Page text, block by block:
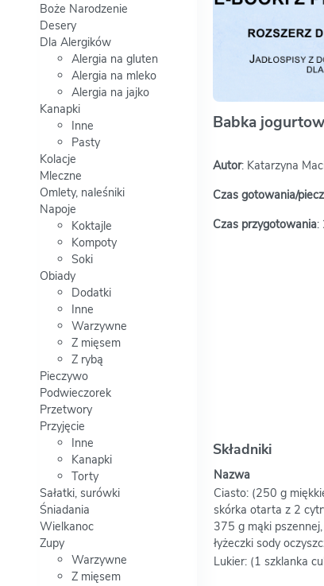
Babka
Autor: Katarzyna
Czas gotowania/
Czas przygotowania:
Składniki
Nazwa
Ciasto: (250 g
skórka otarta z 2
375 g mąki pszennej,
łyżeczki sody
Lukier: (1 szklanka
Boże Narodzenie
Desery
Dla Alergików
Alergia na gluten
Alergia na mleko
Alergia na jajko
Kanapki
Inne
Pasty
Kolacje
Mleczne
Omlety, naleśniki
Napoje
Koktajle
Kompoty
Soki
Obiady
Dodatki
Inne
Warzywne
Z mięsem
Z rybą
Pieczywo
Podwieczorek
Przetwory
Przyjęcie
Inne
Kanapki
Torty
Sałatki, surówki
Śniadania
Wielkanoc
Zupy
Warzywne
Z mięsem